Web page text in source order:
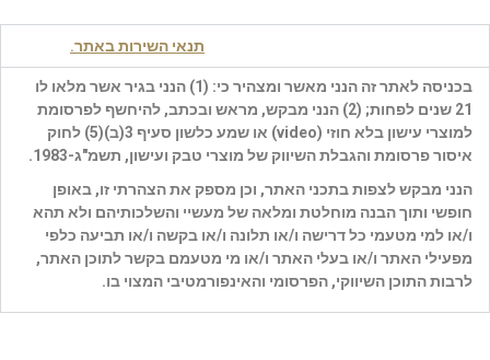
אוגוסט ב26, 2025
תנאי השירות באתר.
בכניסה לאתר זה הנני מאשר ומצהיר כי: (1) הנני בגיר אשר מלאו לו
21 שנים לפחות; (2) הנני מבקש, מראש ובכתב, להיחשף לפרסומת
למוצרי עישון בלא חוזי (video
) או שמע כלשון סעיף 3(ב)(5) לחוק
איסור פרסומת והגבלת השיווק של מוצרי טבק ועישון, תשמ"ג-1983.
הנני מבקש לצפות בתכני האתר, וכן מספק את הצהרתי זו, באופן
חופשי ותוך הבנה מוחלטת ומלאה של מעשיי והשלכותיהם ולא תהא
ו/או למי מטעמי כל דרישה ו/או תלונה ו/או בקשה ו/או תביעה כלפי
מפעילי האתר ו/או בעלי האתר ו/או מי מטעמם בקשר לתוכן האתר,
לרבות התוכן השיווקי, הפרסומי והאינפורמטיבי המצוי בו.